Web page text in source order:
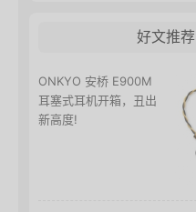
好文推荐
ONKYO 安桥 E900M
耳塞式耳机开箱，丑出
新高度!